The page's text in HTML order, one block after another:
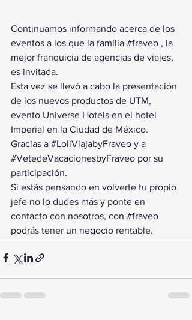
Continuamos informando acerca de los
eventos a los que la familia #fraveo , la
mejor franquicia de agencias de viajes,
es invitada.
Esta vez se llevó a cabo la presentación
de los nuevos productos de UTM,
evento Universe Hotels en el hotel
Imperial en la Ciudad de México.
Gracias a #LoliViajabyFraveo y a
#VetedeVacacionesbyFraveo por su
participación.
Si estás pensando en volverte tu propio
jefe no lo dudes más y ponte en
contacto con nosotros, con #fraveo
podrás tener un negocio rentable.